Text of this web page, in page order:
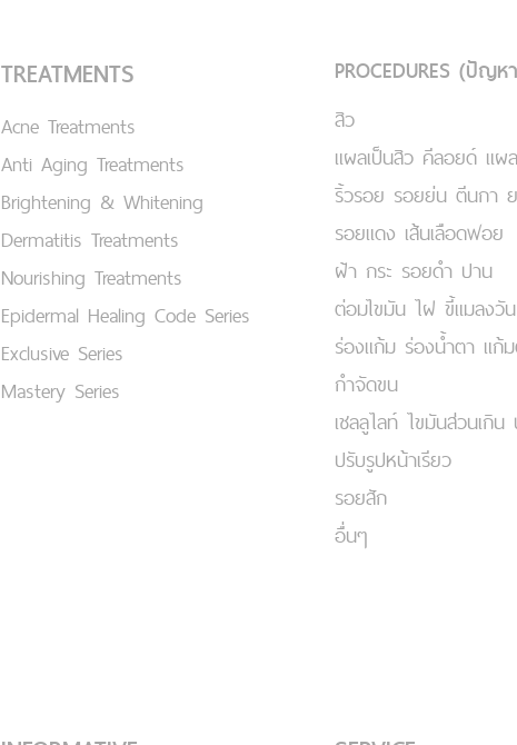
TREATMENTS
Acne Treatments
Anti Aging Treatments
Brightening & Whitening
Dermatitis Treatments
Nourishing Treatments
Epidermal Healing Code Series
Exclusive Series
Mastery Series
PROCEDURES (ปัญห
สิว
แผลเป็นสิว คีลอยด์ แผ
ริ้วรอย รอยย่น ตีนกา
รอยแดง เส้นเลือดฟอย
ฝ้า กระ รอยดำ ปาน
ต่อมไขมัน ไฝ ขี้แมลงวั
ร่องแก้ม ร่องน้ำตา แก้
กำจัดขน
เชลลูไลท์ ไขมันส่วนเกิน
ปรับรูปหน้าเรียว
รอยสัก
อื่นๆ